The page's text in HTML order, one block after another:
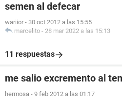
semen al defecar
wariior - 30 oct 2012 a las 15:55
marcelito - 28 mar 2022 a las 15:13
11 respuestas
me salio excremento al
hermosa - 9 feb 2012 a las 01:17